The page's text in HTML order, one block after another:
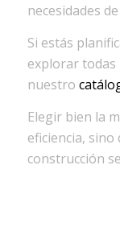
necesidades
Si estás
explorar todas
nuestro
Elegir bien la
eficiencia,
construcción